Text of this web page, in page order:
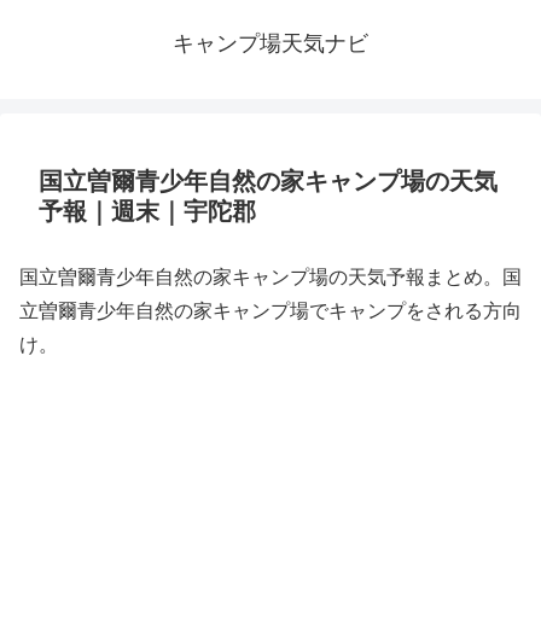
キャンプ場天気ナビ
国立曽爾青少年自然の家キャンプ場の天気
予報｜週末｜宇陀郡
国立曽爾青少年自然の家キャンプ場の天気予報まとめ。国
立曽爾青少年自然の家キャンプ場でキャンプをされる方向
け。